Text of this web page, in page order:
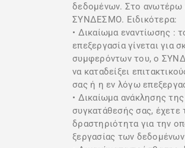
δεδομένων. Στο ανωτέρω
ΣΥΝΔΕΣΜΟ. Ειδικότερα:
• Δικαίωμα εναντίωσης :
επεξεργασία γίνεται
συμφερόντων του, ο
να καταδείξει
σας ή η εν λόγω
• Δικαίωμα ανάκλησης
συγκατάθεσής σας,
δραστηριότητα για την
ξεργασίας των